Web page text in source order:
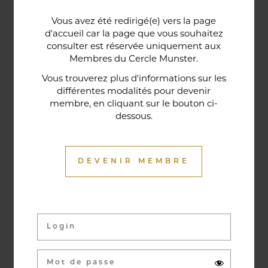
Vous avez été redirigé(e) vers la page
d'accueil car la page que vous souhaitez
consulter est réservée uniquement aux
Membres du Cercle Munster.
Vous trouverez plus d'informations sur les
différentes modalités pour devenir
membre, en cliquant sur le bouton ci-
dessous.
DEVENIR MEMBRE
historique de la maison, relie le bar au restaurant ;
cette trace du passé rappelle la tradition du bien-
être en ces lieux et de l'accueil chaleureux qui
contribuent à la réputation de l'établissement. Ce
restaurant gastronomique a été entièrement
relooké en janvier 2020. Notre chef vous propose
vous surprendre.
Activités & évènements